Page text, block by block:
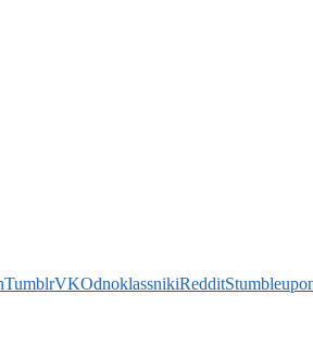
TumblrVKOdnoklassnikiReddit